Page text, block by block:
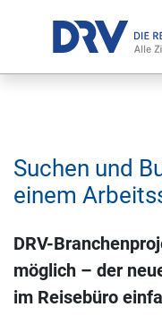
Suchen und
einem
DRV-
möglich – der
im Reisebüro